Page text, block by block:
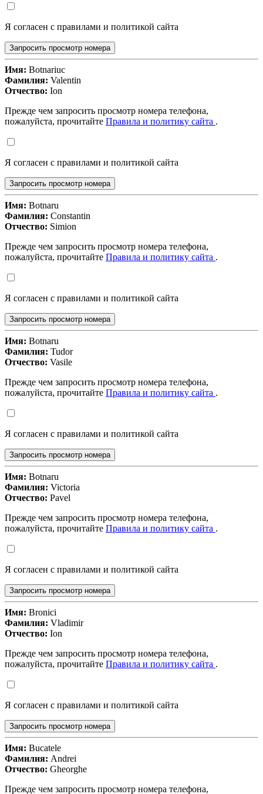
Я согласен с правилами и политикой сайта
Запросить просмотр номера
Имя: Botnariuc
Фамилия: Valentin
Отчество: Ion
Прежде чем запросить просмотр номера телефона,
пожалуйста, прочитайте Правила и политику сайта .
Я согласен с правилами и политикой сайта
Запросить просмотр номера
Имя: Botnaru
Фамилия: Constantin
Отчество: Simion
Прежде чем запросить просмотр номера телефона,
пожалуйста, прочитайте Правила и политику сайта .
Я согласен с правилами и политикой сайта
Запросить просмотр номера
Имя: Botnaru
Фамилия: Tudor
Отчество: Vasile
Прежде чем запросить просмотр номера телефона,
пожалуйста, прочитайте Правила и политику сайта .
Я согласен с правилами и политикой сайта
Запросить просмотр номера
Имя: Botnaru
Фамилия: Victoria
Отчество: Pavel
Прежде чем запросить просмотр номера телефона,
пожалуйста, прочитайте Правила и политику сайта .
Я согласен с правилами и политикой сайта
Запросить просмотр номера
Имя: Bronici
Фамилия: Vladimir
Отчество: Ion
Прежде чем запросить просмотр номера телефона,
пожалуйста, прочитайте Правила и политику сайта .
Я согласен с правилами и политикой сайта
Запросить просмотр номера
Имя: Bucatele
Фамилия: Andrei
Отчество: Gheorghe
Прежде чем запросить просмотр номера телефона,